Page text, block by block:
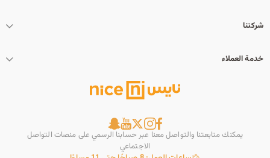
شركتنا
خدمة العملاء
يمكنك متابعتنا والتواصل معنا عبر حسابنا الرسمي على منصات التواصل
الاجتماعي